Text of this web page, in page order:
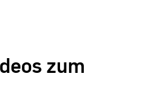
zum